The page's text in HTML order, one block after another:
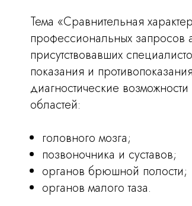
Тема «Сравнительная
профессиональных запросов
присутствовавших
показания и
диагностические
областей:
головного мозга;
позвоночника и суставов;
органов брюшной полости;
органов малого таза.